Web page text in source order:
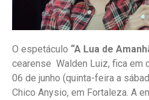
O espetáculo “A Lua de
cearense Walden Luiz, fica em
06 de junho (quinta-feira a
Chico Anysio, em Fortaleza. A